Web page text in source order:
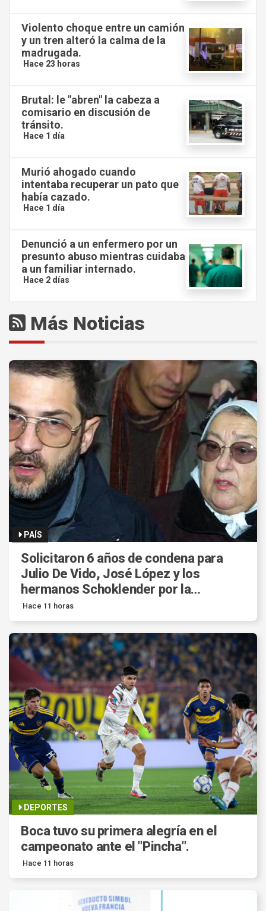
Violento choque entre un camión
y un tren alteró la calma de la
madrugada.
Hace 23 horas
Brutal: le "abren" la cabeza a
comisario en discusión de
tránsito.
Hace 1 día
Murió ahogado cuando
intentaba recuperar un pato que
había cazado.
Hace 1 día
Denunció a un enfermero por un
presunto abuso mientras cuidaba
a un familiar internado.
Hace 2 días
Más Noticias
PAÍS
Solicitaron 6 años de condena para
Julio De Vido, José López y los
hermanos Schoklender por la
defraudación con Sueños
Compartidos.
Hace 11 horas
DEPORTES
Boca tuvo su primera alegría en el
campeonato ante el "Pincha".
Hace 11 horas